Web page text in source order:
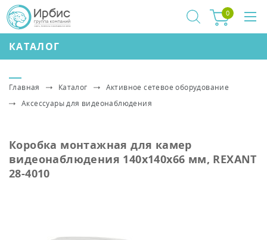
КАТАЛОГ
0
Главная Каталог
Активное сетевое оборудование
Аксессуары для видеонаблюдения
Коробка монтажная для камер
видеонаблюдения 140х140х66 мм, REXANT
28-4010